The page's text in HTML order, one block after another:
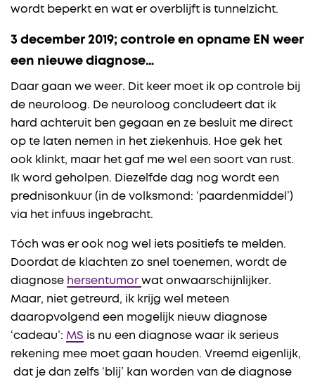
wordt beperkt en wat er overblijft is tunnelzicht.
3 december 2019; controle en opname EN weer
een nieuwe diagnose…
Daar gaan we weer. Dit keer moet ik op controle bij
de neuroloog. De neuroloog concludeert dat ik
hard achteruit ben gegaan en ze besluit me direct
op te laten nemen in het ziekenhuis. Hoe gek het
ook klinkt, maar het gaf me wel een soort van rust.
Ik word geholpen. Diezelfde dag nog wordt een
prednisonkuur (in de volksmond: ‘paardenmiddel’)
via het infuus ingebracht.
Tóch was er ook nog wel iets positiefs te melden.
Doordat de klachten zo snel toenemen, wordt de
diagnose hersentumor wat onwaarschijnlijker.
Maar, niet getreurd, ik krijg wel meteen
daaropvolgend een mogelijk nieuw diagnose
‘cadeau’: MS is nu een diagnose waar ik serieus
rekening mee moet gaan houden. Vreemd eigenlijk,
dat je dan zelfs ‘blij’ kan worden van de diagnose